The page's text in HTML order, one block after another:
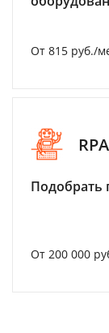
От 815 руб./
RPA
Подобрать
От 200 000